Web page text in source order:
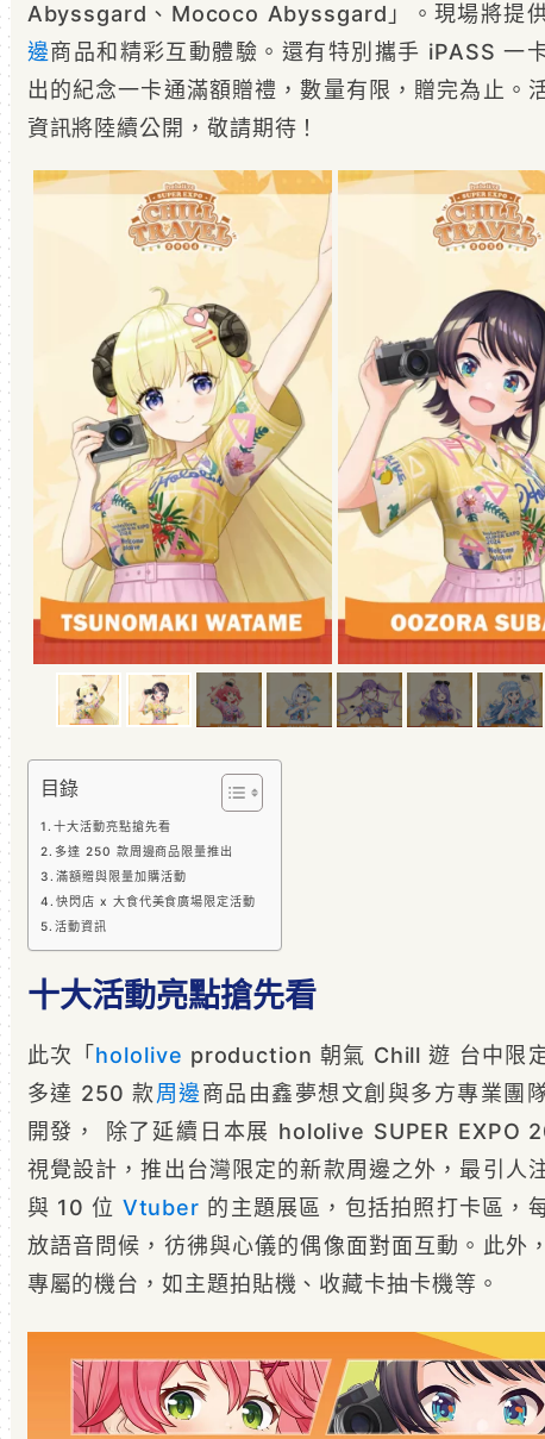
Abyssgard、Mococo Abyssgard」。現場將提
邊商品和精彩互動體驗。還有特別攜手 iPASS 一
出的紀念一卡通滿額贈禮，數量有限，贈完為止。
資訊將陸續公開，敬請期待！
目錄
十大活動亮點搶先看
多達 250 款周邊商品限量推出
滿額贈與限量加購活動
快閃店 x 大食代美食廣場限定活動
活動資訊
十大活動亮點搶先看
此次「 hololive production 朝氣 Chill 遊 台中限定
多達 250 款周邊商品由鑫夢想文創與多方專業團
開發， 除了延續日本展 hololive SUPER EXPO
視覺設計，推出台灣限定的新款周邊之外，最引人
與 10 位 Vtuber 的主題展區，包括拍照打卡區，
放語音問候，彷彿與心儀的偶像面對面互動。此外
專屬的機台，如主題拍貼機、收藏卡抽卡機等。